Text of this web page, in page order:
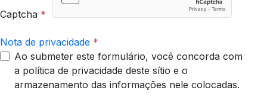
Captcha *
Nota de privacidade *
Ao submeter este formulário, você concorda com
a política de privacidade deste sítio e o
armazenamento das informações nele colocadas.